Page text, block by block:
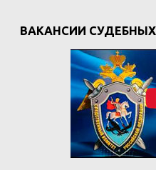
ВАКАНСИИ